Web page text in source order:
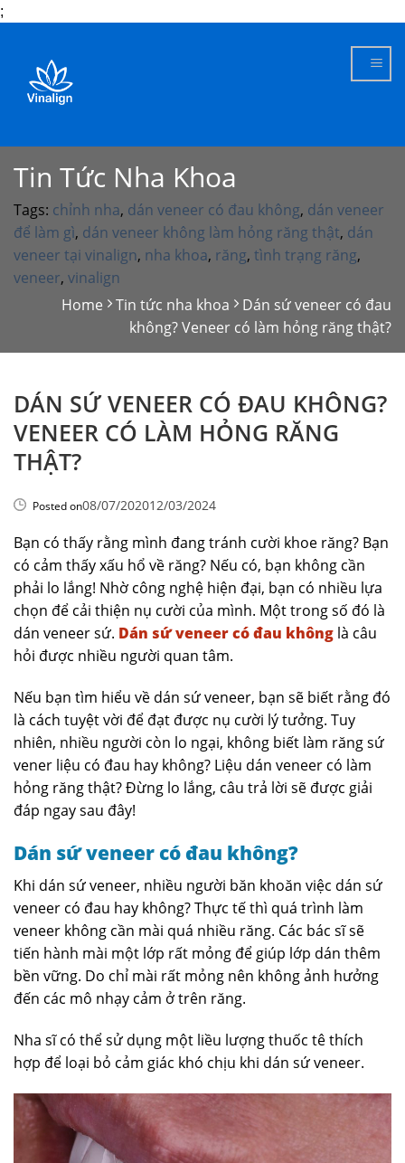
;
content
Tin Tức Nha Khoa
Tags: chỉnh nha, dán veneer có đau không, dán veneer
để làm gì, dán veneer không làm hỏng răng thật, dán
veneer tại vinalign, nha khoa, răng, tình trạng răng,
veneer, vinalign
Home
Tin tức nha khoa
Dán sứ veneer có đau
không? Veneer có làm hỏng răng thật?
DÁN SỨ VENEER CÓ ĐAU KHÔNG?
VENEER CÓ LÀM HỎNG RĂNG
THẬT?
Posted on08/07/202012/03/2024
Bạn có thấy rằng mình đang tránh cười khoe răng? Bạn
có cảm thấy xấu hổ về răng? Nếu có, bạn không cần
phải lo lắng! Nhờ công nghệ hiện đại, bạn có nhiều lựa
chọn để cải thiện nụ cười của mình. Một trong số đó là
dán veneer sứ. Dán sứ veneer có đau không là câu
hỏi được nhiều người quan tâm.
Nếu bạn tìm hiểu về dán sứ veneer, bạn sẽ biết rằng đó
là cách tuyệt vời để đạt được nụ cười lý tưởng. Tuy
nhiên, nhiều người còn lo ngại, không biết làm răng sứ
vener liệu có đau hay không? Liệu dán veneer có làm
hỏng răng thật? Đừng lo lắng, câu trả lời sẽ được giải
đáp ngay sau đây!
Dán sứ veneer có đau không?
Khi dán sứ veneer, nhiều người băn khoăn việc dán sứ
veneer có đau hay không? Thực tế thì quá trình làm
veneer không cần mài quá nhiều răng. Các bác sĩ sẽ
tiến hành mài một lớp rất mỏng để giúp lớp dán thêm
bền vững. Do chỉ mài rất mỏng nên không ảnh hưởng
đến các mô nhạy cảm ở trên răng.
Nha sĩ có thể sử dụng một liều lượng thuốc tê thích
hợp để loại bỏ cảm giác khó chịu khi dán sứ veneer.